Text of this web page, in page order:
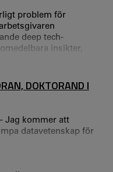
problem för
deep tech-
insikter,
på aktuell
genom
eller
DOKTORAND I
Jag kommer att
datavetenskap för